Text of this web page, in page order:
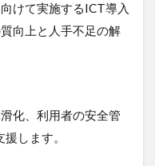
けて実施するICT導入
向上と人手不足の解
化、利用者の安全管
します。